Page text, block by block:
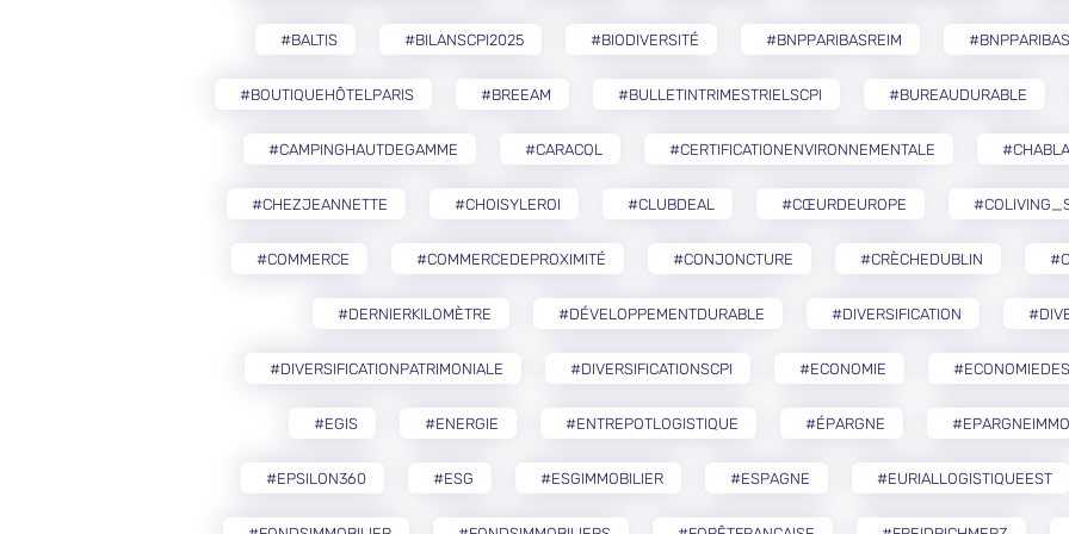
#BALTIS #BILANSCPI2025 #BIODIVERSITÉ #BNPPARIBASREIM
#BOUTIQUEHÔTELPARIS #BREEAM #BULLETINTRIMESTRIELSCPI #BUREAUDURABLE
#CAMPINGHAUTDEGAMME #CARACOL #CERTIFICATIONENVIRONNEMENTALE
#CHEZJEANNETTE #CHOISYLEROI #CLUBDEAL #CŒURDEUROPE
#COMMERCE #COMMERCEDEPROXIMITÉ #CONJONCTURE #CRÈCHEDUBLIN
#DERNIERKILOMÈTRE #DÉVELOPPEMENTDURABLE #DIVERSIFICATION
#DIVERSIFICATIONPATRIMONIALE #DIVERSIFICATIONSCPI #ECONOMIE
#EGIS #ENERGIE #ENTREPOTLOGISTIQUE #ÉPARGNE
#EPSILON360 #ESG #ESGIMMOBILIER #ESPAGNE #EURIALLOGISTIQUEEST